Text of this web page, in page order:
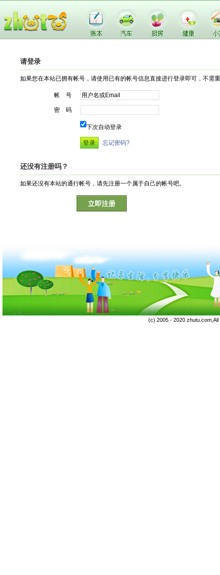
请登录
如果您在本站已拥有帐号，请使用已有的帐号信息直接进行登录即可，不需
帐 号
密 码
下次自动登录
忘记密码?
还没有注册吗？
如果还没有本站的通行帐号，请先注册一个属于自己的帐号吧。
立即注册
(c) 2005 - 2020